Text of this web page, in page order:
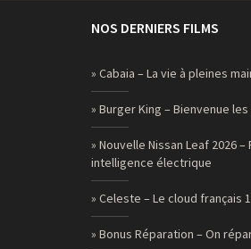
NOS DERNIERS FILMS
» Cabaia – La vie à pleines
» Burger King – Bienvenue
» Nouvelle Nissan Leaf 2026
intelligence électrique
» Celeste – Le cloud français
» Bonus Réparation – On